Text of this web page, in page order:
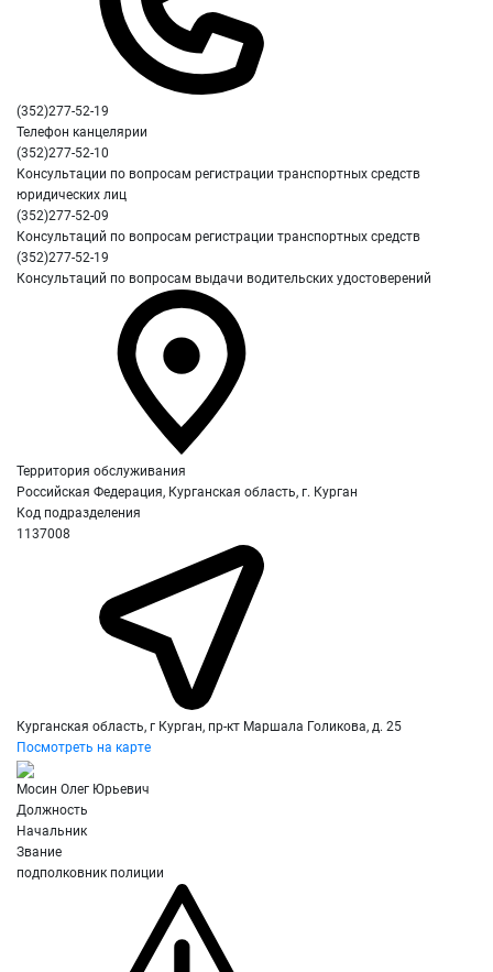
(352)277-52-19
Телефон канцелярии
(352)277-52-10
Консультации по вопросам регистрации транспортных средств
юридических лиц
(352)277-52-09
Консультаций по вопросам регистрации транспортных средств
(352)277-52-19
Консультаций по вопросам выдачи водительских удостоверений
Территория обслуживания
Российская Федерация, Курганская область, г. Курган
Код подразделения
1137008
Курганская область, г Курган, пр-кт Маршала Голикова, д. 25
Посмотреть на карте
Мосин Олег Юрьевич
Должность
Начальник
Звание
подполковник полиции